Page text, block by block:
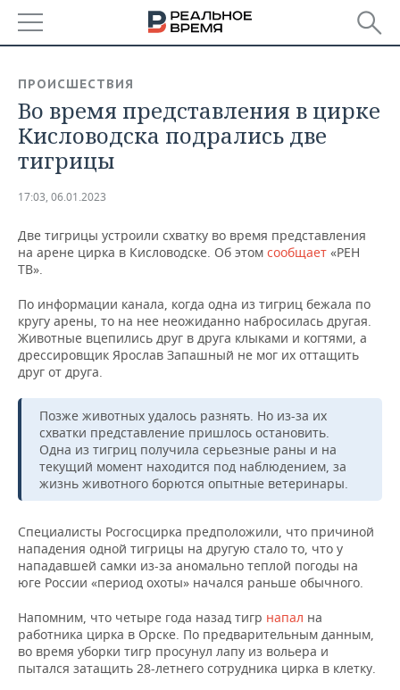
БАШКОРТОСТАН
ТАТАРСТАН
НОВОСТИ
АНАЛИТИКА
ДЕКЛАРАЦИИ О ДОХОДАХ
КОРОЛИ ГОСЗАКАЗА ПФО
ВУЗЫ ТАТАРСТАНА
КОМУ ПРИНАДЛЕЖАТ
ТОРГОВЫЕ ЦЕНТРЫ
ТАТАРСТАНА
НОВОСТИ ЭКОНОМИКИ
ФИНАНСЫ
БАНКИ
БЮДЖЕТ
ПРОМЫШЛЕННОСТЬ
НОВОСТИ
АГРОПРОМ
МАШИНОСТРОЕНИЕ
НЕФТЬ
ОПК
ЭНЕРГЕТИКА
НЕДВИЖИМОСТЬ
НОВОСТИ НЕДВИЖИМОСТИ
АВТО
НОВОСТИ АВТО
БИЗНЕС
РОЗНИЧНАЯ ТОРГОВЛЯ
ТРАНСПОРТ
НОВОСТИ ТЕХНОЛОГИЙ
ТЕЛЕКОММУНИКАЦИИ
МЕРОПРИЯТИЯ
НОВОСТИ МЕРОПРИЯТИЙ
БИЗНЕС-БРАНЧИ
ОТКРЫТАЯ ЛЕКЦИЯ
СПОРТ
ФУТБОЛ
БАСКЕТБОЛ
НОВОСТИ ОБЩЕСТВА
ИНФРАСТРУКТУРА
ФОТОГАЛЕРЕЯ
СПРАВОЧНИК
СПИСОК ПЕРСОН
ПОЛНАЯ ВЕРСИЯ
ПРОИСШЕСТВИЯ
Во время представления в цирке
Кисловодска подрались две
тигрицы
17:03, 06.01.2023
Две тигрицы устроили схватку во время представления
на арене цирка в Кисловодске. Об этом сообщает «РЕН
ТВ».
По информации канала, когда одна из тигриц бежала по
кругу арены, то на нее неожиданно набросилась другая.
Животные вцепились друг в друга клыками и когтями, а
дрессировщик Ярослав Запашный не мог их оттащить
друг от друга.
Позже животных удалось разнять. Но из-за их
схватки представление пришлось остановить.
Одна из тигриц получила серьезные раны и на
текущий момент находится под наблюдением, за
жизнь животного борются опытные ветеринары.
Специалисты Росгосцирка предположили, что причиной
нападения одной тигрицы на другую стало то, что у
нападавшей самки из-за аномально теплой погоды на
юге России «период охоты» начался раньше обычного.
Напомним, что четыре года назад тигр напал на
работника цирка в Орске. По предварительным данным,
во время уборки тигр просунул лапу из вольера и
пытался затащить 28-летнего сотрудника цирка в клетку.